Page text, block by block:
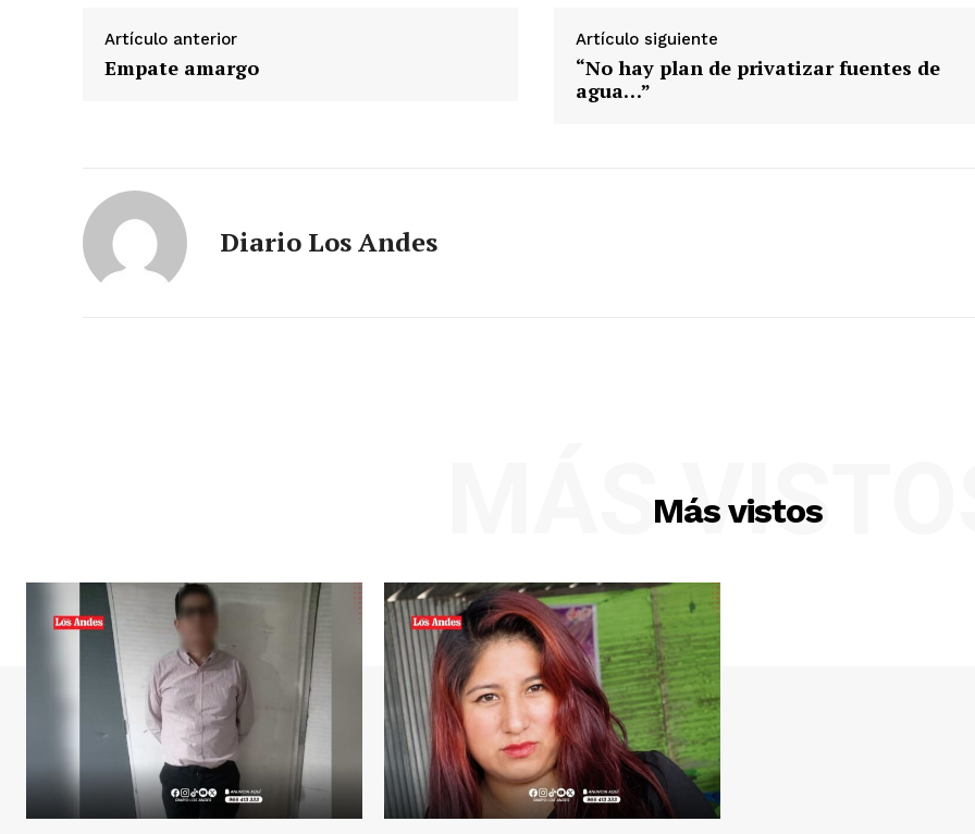
Artículo anterior
Empate amargo
Artículo siguiente
“No hay plan de privatizar fuentes de
agua…”
Diario Los Andes
Más vistos
MÁS